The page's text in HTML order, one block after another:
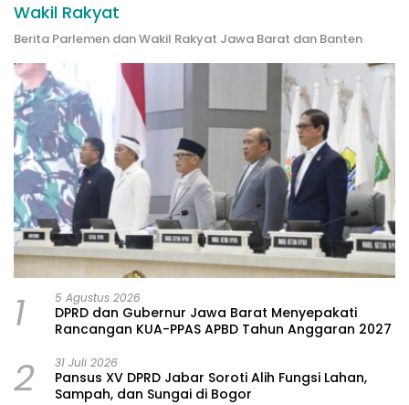
Wakil Rakyat
Berita Parlemen dan Wakil Rakyat Jawa Barat dan Banten
1 5 Agustus 2026
DPRD dan Gubernur Jawa Barat Menyepakati
Rancangan KUA-PPAS APBD Tahun Anggaran 2027
2 31 Juli 2026
Pansus XV DPRD Jabar Soroti Alih Fungsi Lahan,
Sampah, dan Sungai di Bogor